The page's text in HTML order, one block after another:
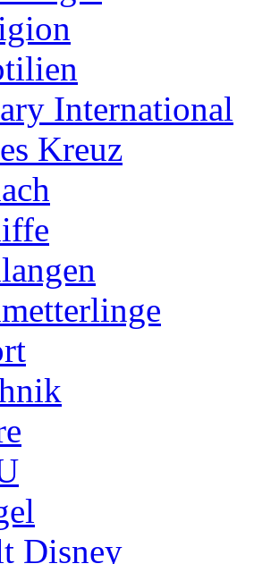
International
Kreuz
Disney